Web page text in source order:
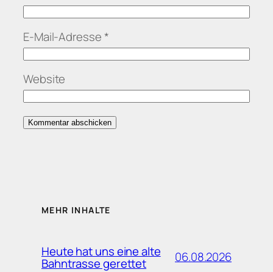
E-Mail-Adresse *
Website
MEHR INHALTE
Heute hat uns eine alte
Bahntrasse gerettet 06.08.2026